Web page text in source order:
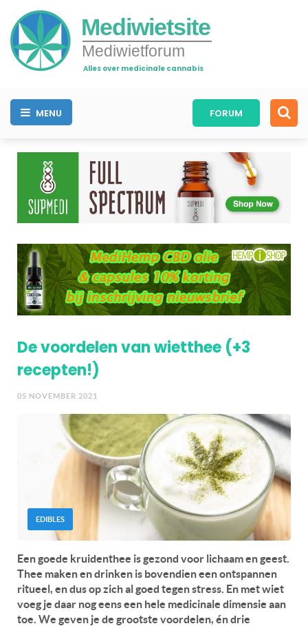
Mediwietsite
Mediwietforum
Alles over medicinale cannabis
MENU FORUM
De voordelen van wietthee (+3
recepten!)
05 NOVEMBER 2021
EDIBLES
Een goede kruidenthee is gezond voor lichaam en geest.
Thee maken en drinken is bovendien een ontspannen
ritueel, en dus op zich al goed tegen stress. En met wiet
voeg je daar nog eens een hele medicinale dimensie aan
toe. We geven je de grootste voordelen, én drie